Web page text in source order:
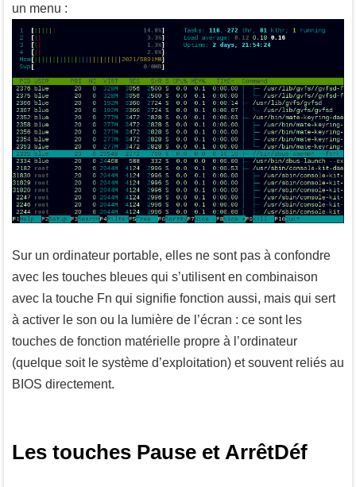
un menu :
Sur un ordinateur portable, elles ne sont pas à confondre
avec les touches bleues qui s’utilisent en combinaison
avec la touche Fn qui signifie fonction aussi, mais qui sert
à activer le son ou la lumière de l’écran : ce sont les
touches de fonction matérielle propre à l’ordinateur
(quelque soit le système d’exploitation) et souvent reliés au
BIOS directement.
Les touches Pause et ArrêtDéf